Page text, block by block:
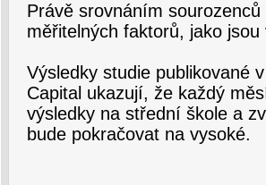
Právě srovnáním
měřitelných faktorů, jako
Výsledky studie publikované
Capital ukazují, že každý
výsledky na střední škole a
bude pokračovat na vysoké.